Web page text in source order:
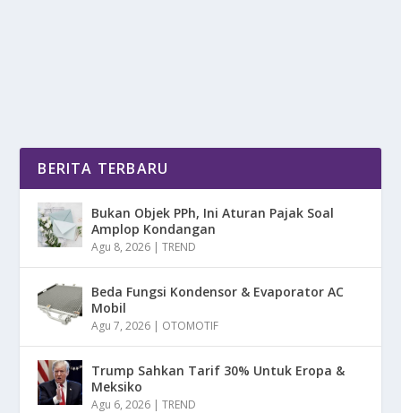
BERITA TERBARU
Bukan Objek PPh, Ini Aturan Pajak Soal
Amplop Kondangan
Agu 8, 2026 |TREND
Beda Fungsi Kondensor & Evaporator AC
Mobil
Agu 7, 2026 | OTOMOTIF
Trump Sahkan Tarif 30% Untuk Eropa &
Meksiko
Agu 6, 2026 |TREND